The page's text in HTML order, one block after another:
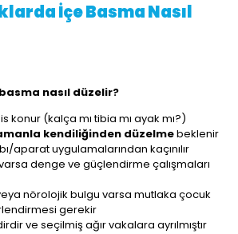
İçe Basma Nasıl
nasıl düzelir?
konur (kalça mı tibia mı ayak mı?)
kendiliğinden düzelmebeklenir
aparat uygulamalarından kaçınılır
denge ve güçlendirme çalışmaları
nörolojik bulgu varsa mutlaka çocuk
gerekir
ve seçilmiş ağır vakalara ayrılmıştır